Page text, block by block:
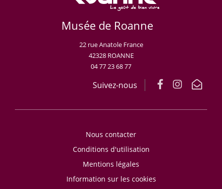
Musée de Roanne
22 rue Anatole France
42328 ROANNE
04 77 23 68 77
Suivez-nous
Nous contacter
Conditions d'utilisation
Mentions légales
Information sur les cookies